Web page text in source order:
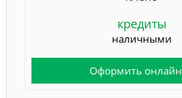
кредиты
наличными
Оформить онлайн